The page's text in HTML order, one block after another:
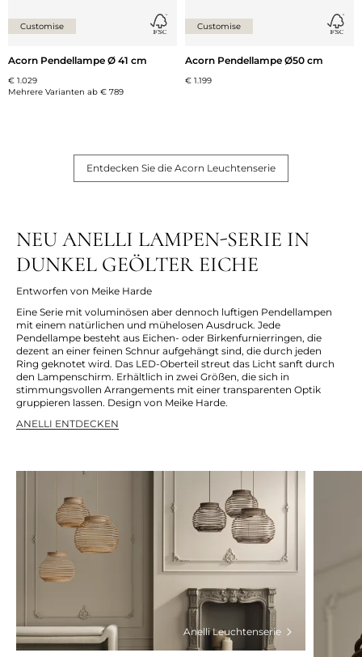
Customise
Acorn Pendellampe Ø 41 cm
€ 1.029
Mehrere Varianten ab € 789
Customise
Acorn Pendellampe Ø50 cm
€ 1.199
Entdecken Sie die Acorn Leuchtenserie
NEU ANELLI LAMPEN-SERIE IN
DUNKEL GEÖLTER EICHE
Entworfen von Meike Harde
Eine Serie mit voluminösen aber dennoch luftigen Pendellampen
mit einem natürlichen und mühelosen Ausdruck. Jede
Pendellampe besteht aus Eichen- oder Birkenfurnierringen, die
dezent an einer feinen Schnur aufgehängt sind, die durch jeden
Ring geknotet wird. Das LED-Oberteil streut das Licht sanft durch
den Lampenschirm. Erhältlich in zwei Größen, die sich in
stimmungsvollen Arrangements mit einer transparenten Optik
gruppieren lassen. Design von Meike Harde.
ANELLI ENTDECKEN
Anelli Leuchtenserie